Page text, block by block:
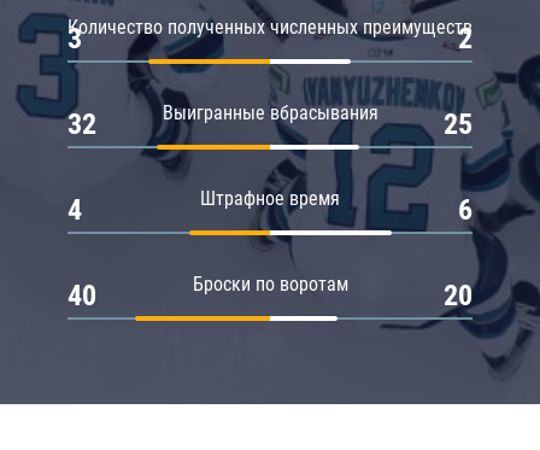
Количество полученных численных преимуществ
3 2
Выигранные вбрасывания
32 25
Штрафное время
4 6
Броски по воротам
40 20